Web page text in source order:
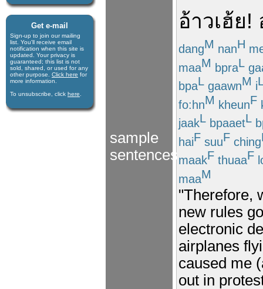
Get e-mail
Sign-up to join our mail­ing
list. You'll receive e­mail
notification when this site is
updated. Your privacy is
guaran­teed; this list is not
sold, shared, or used for any
other purpose. Click here for
more infor­mation.
To unsubscribe, click here
sample
sentences
อ้าวเฮ้ย!
dangM nanH
maaM bpraL
bpaL gaawnM i
fo:hnM kheunF
jaakL bpaaetL
haiF suuF ching
maakF thuaaF
maaM
"Therefore,
new rules
electronic
airplanes
caused me
out in